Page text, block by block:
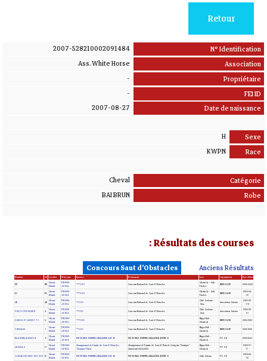
Retour
N° Identification
2007-528210002091484
Association
Ass. White Horse
Propriétaire
-
FEI ID
-
Date de naissance
2007-08-27
Sexe
H
Race
KWPN
Catégorie
Cheval
Robe
BAI BRUN
Résultats des courses :
Concours Saut d'Obstacles Anciens Résultats
Date début
Organisateur
Lieu
Evènement
Epreuve
N° License
Cavalier
Clt
Résultats
2026-04-19
HIPPOCLUB
Chorfech – Sidi
Thabet
Concours National de Saut d'Obstacles
CSO***
TN-2000-
48824
Chaari
Mahdi
NP
NP
2026-04-
18
HIPPOCLUB
Chorfech – Sidi
Thabet
Concours National de Saut d'Obstacles
CSO***
TN-2000-
48824
Chaari
Mahdi
EL
EL
2026-02-
08
Association Jafoura
Club Jaafoura -
Sfax
Concours National de Saut d'Obstacles
CSO**
TN-2000-
48824
Chaari
Mahdi
AB
AB
2026-02-
07
Association Jafoura
Club Jaafoura -
Sfax
Concours National de Saut d'Obstacles
CSO**
TN-2000-
48824
Chaari
Mahdi
4
0.00/76.39/6.00/41.91
2026-01-16
HIPPOCLUB
HippoClub –
Chorfech
Concours National de Saut d'Obstacles
CSO***
TN-2000-
48824
Chaari
Mahdi
5
0.00/68.87/4.00/37.79
2026-01-16
HIPPOCLUB
HippoClub –
Chorfech
Concours National de Saut d'Obstacles
CSO**
TN-2000-
48824
Chaari
Mahdi
7
9.00/64.65
2025-10-19
F.T.S.E
HippoClub –
Chorfech
FEI WORLD JUMPING CHALLENGE (EVENT 3)
FEI WORLD JUMPING CHALLENGE (CAT. B)
TN-2000-
48824
Chaari
Mahdi
8
4.00/62.68/EL/4.00/EL
2025-07-
17
F.T.S.E
HippoClub –
Chorfech
Championnat de Tunisie de Saut d'Obstacle Catégorie "Classique"
(Amateurs) 2024-2025
Championnat de Tunisie de Saut d'Obstacles
"Classique" Final
TN-2000-
48824
Chaari
Mahdi
17
40.13/54.8
2025-06-
22
F.T.S.E
Club Jafoura
FEI WORLD JUMPING CHALLENGE (EVENT 2)
FEI WORLD JUMPING CHALLENGE (CAT. B)
TN-2000-
48824
Chaari
Mahdi
12
8.00/46.29/9.00/17.00/73.09